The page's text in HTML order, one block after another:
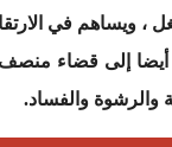
ويساهم في
إلى قضاء منصف
والرشوة والفساد.